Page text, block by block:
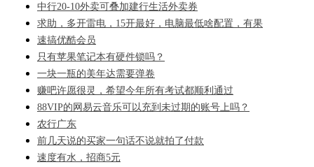
中行20-10外卖可叠加建行生活外卖券
求助，多开雷电，15开最好，电脑最低啥配置，有果
速搞优酷会员
只有苹果笔记本有硬件锁吗？
一块一瓶的美年达需要弹卷
赚吧许愿很灵，希望今年所有考试都顺利通过
88VIP的网易云音乐可以充到未过期的账号上吗？
农行广东
前几天说的买家一句话不说就拍了付款
速度有水，招商5元